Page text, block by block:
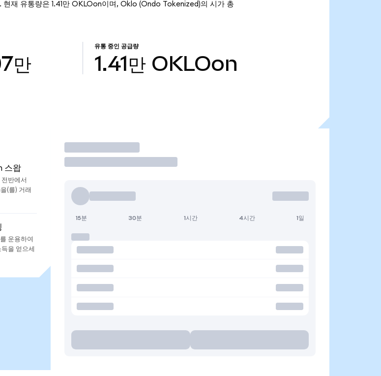
재 유통량은 1.41만 OKLOon이며, Oklo (Ondo Tokenized)의 시가 총
만
유통 중인 공급량
1.41만 OKLOon
스왑
반에서
(를) 거래
운용하여
을 얻으세
거래
15분 30분 1시간 4시간 1일